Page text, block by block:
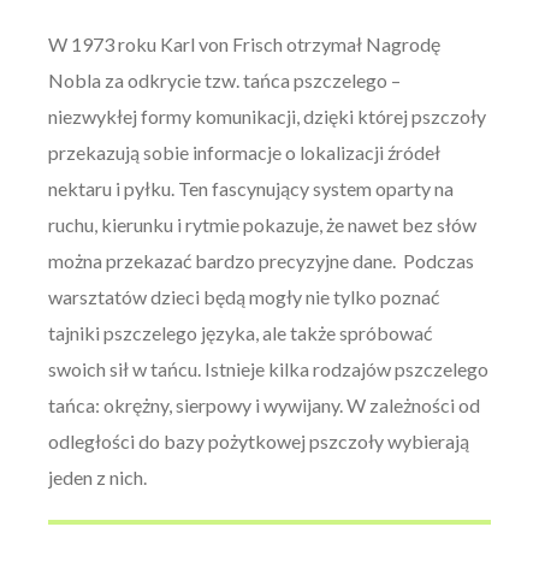
W 1973 roku Karl von Frisch otrzymał Nagrodę
Nobla za odkrycie tzw. tańca pszczelego –
niezwykłej formy komunikacji, dzięki której pszczoły
przekazują sobie informacje o lokalizacji źródeł
nektaru i pyłku. Ten fascynujący system oparty na
ruchu, kierunku i rytmie pokazuje, że nawet bez słów
można przekazać bardzo precyzyjne dane. Podczas
warsztatów dzieci będą mogły nie tylko poznać
tajniki pszczelego języka, ale także spróbować
swoich sił w tańcu. Istnieje kilka rodzajów pszczelego
tańca: okrężny, sierpowy i wywijany. W zależności od
odległości do bazy pożytkowej pszczoły wybierają
jeden z nich.